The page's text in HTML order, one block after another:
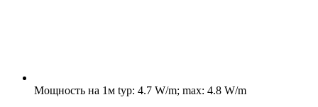
Мощность на 1м typ: 4.7 W/m; max: 4.8 W/m